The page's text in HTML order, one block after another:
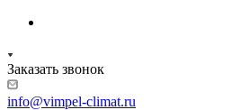
Заказать звонок
info@vimpel-climat.ru